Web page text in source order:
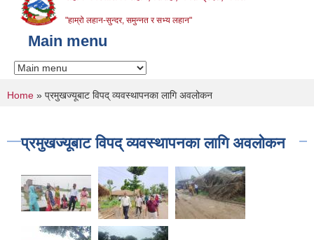
"हाम्रो लहान-सुन्दर, समुन्नत र सभ्य लहान"
Main menu
You are here
Home » प्रमुखज्यूबाट विपद् व्यवस्थापनका लागि अवलोकन
प्रमुखज्यूबाट विपद् व्यवस्थापनका लागि अवलोकन